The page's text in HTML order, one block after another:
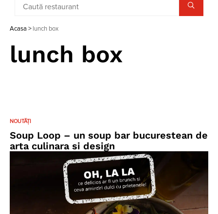
Acasa > lunch box
lunch box
NOUTĂȚI
Soup Loop – un soup bar bucurestean de
arta culinara si design